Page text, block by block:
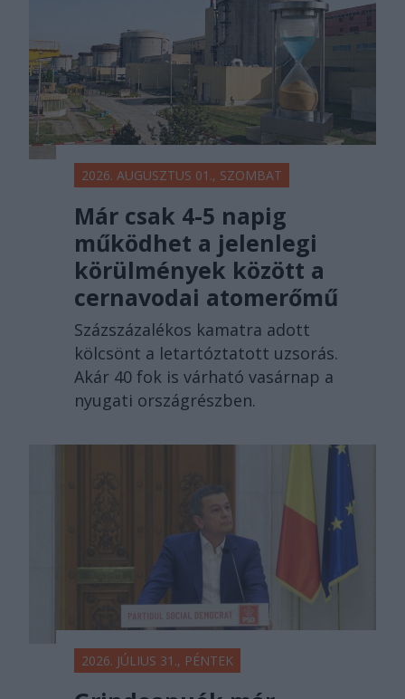
2026. AUGUSZTUS 01., SZOMBAT
Már csak 4-5 napig
működhet a jelenlegi
körülmények között a
cernavodai atomerőmű
Százszázalékos kamatra adott
kölcsönt a letartóztatott uzsorás.
Akár 40 fok is várható vasárnap a
nyugati országrészben.
2026. JÚLIUS 31., PÉNTEK